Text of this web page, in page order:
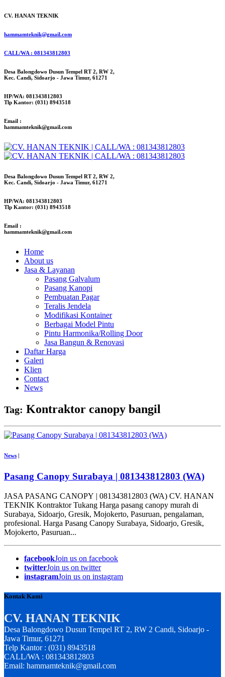
CV. HANAN TEKNIK
hammamteknik@gmail.com
CALL/WA : 081343812803
Desa Balongdowo Dusun Tempel RT 2, RW 2,
Kec. Candi, Sidoarjo - Jawa Timur, 61271
HP/WA: 081343812803
Tlp Kantor: (031) 8943518
Email :
hammamteknik@gmail.com
Desa Balongdowo Dusun Tempel RT 2, RW 2,
Kec. Candi, Sidoarjo - Jawa Timur, 61271
HP/WA: 081343812803
Tlp Kantor: (031) 8943518
Email :
hammamteknik@gmail.com
Home
About us
Jasa & Layanan
Pasang Galvalum
Pasang Kanopi
Pembuatan Pagar
Teralis Jendela
Modifikasi Kontainer
Berbagai Model Pintu
Pintu Harmonika/Rolling Door
Jasa Bangun & Renovasi
Daftar Harga
Galeri
Klien
Contact
News
Tag: Kontraktor canopy bangil
News
Pasang Canopy Surabaya | 081343812803 (WA)
JASA PASANG CANOPY | 081343812803 (WA) CV. HANAN
TEKNIK Kontraktor Tukang Harga pasang canopy murah di
Surabaya, Sidoarjo, Gresik, Mojokerto, Pasuruan, pengalaman,
profesional. Harga Pasang Canopy Surabaya, Sidoarjo, Gresik,
Mojokerto, Pasuruan...
facebookJoin us on facebook
twitterJoin us on twitter
instagramJoin us on instagram
Kontak Kami
CV. HANAN TEKNIK
Desa Balongdowo Dusun Tempel RT 2, RW 2 Candi, Sidoarjo -
Jawa Timur, 61271
Telp Kantor : (031) 8943518
CALL/WA : 081343812803
Email: hammamteknik@gmail.com